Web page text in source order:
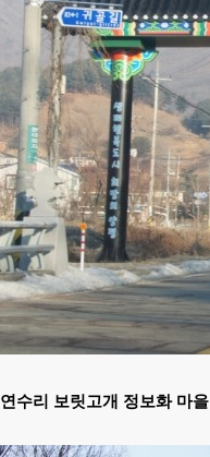
연수리 보릿고개 정보화 마을